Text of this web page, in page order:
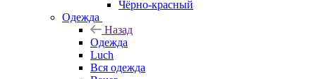
Чёрно-красный
Одежда
Назад
Одежда
Luch
Вся одежда